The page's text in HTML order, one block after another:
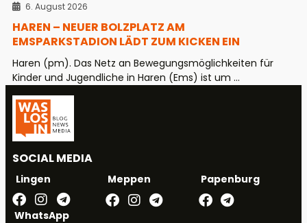
6. August 2026
HAREN – NEUER BOLZPLATZ AM
EMSPARKSTADION LÄDT ZUM KICKEN EIN
Haren (pm). Das Netz an Bewegungsmöglichkeiten für
Kinder und Jugendliche in Haren (Ems) ist um ...
SOCIAL MEDIA
Lingen Meppen Papenburg
WhatsApp